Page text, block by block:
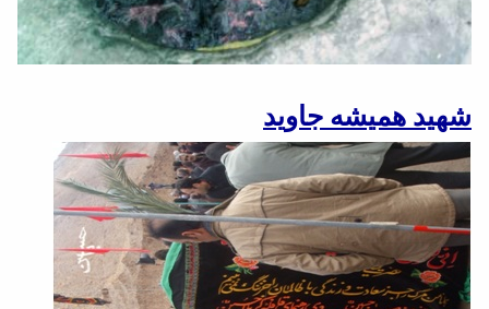
شهید همیشه جاوید